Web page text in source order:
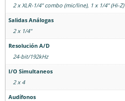
2 x XLR-1/4" combo (mic/line), 1 x 1/4" (Hi-Z)
Salidas Análogas
2 x 1/4"
Resolución A/D
24-bit/192kHz
I/O Simultaneos
2 x 4
Audífonos